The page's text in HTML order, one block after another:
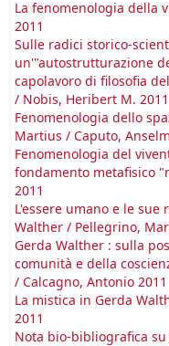
La fenomenologia della
2011
Sulle radici storico-
un'"autostrutturazione
capolavoro di filosofia
/ Nobis, Heribert M. 2011
Fenomenologia dello
Martius / Caputo,
Fenomenologia del
fondamento metafisico
2011
L'essere umano e le
Walther / Pellegrino,
Gerda Walther : sulla
comunità e della
/ Calcagno, Antonio 2011
La mistica in Gerda
2011
Nota bio-bibliografica